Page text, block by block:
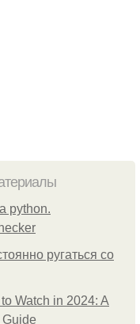
python.
ругаться со
Watch in 2024: A